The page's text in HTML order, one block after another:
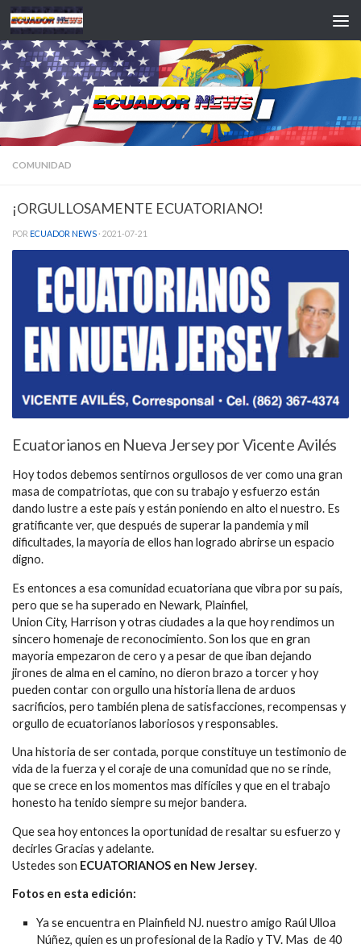
Saltar al contenido
COMUNIDAD
¡ORGULLOSAMENTE ECUATORIANO!
POR ECUADOR NEWS · 2021-07-21
Ecuatorianos en Nueva Jersey por Vicente Avilés
Hoy todos debemos sentirnos orgullosos de ver como una gran
masa de compatriotas, que con su trabajo y esfuerzo están
dando lustre a este país y están poniendo en alto el nuestro. Es
gratificante ver, que después de superar la pandemia y mil
dificultades, la mayoría de ellos han logrado abrirse un espacio
digno.
Es entonces a esa comunidad ecuatoriana que vibra por su país,
pero que se ha superado en Newark, Plainfiel,
Union City, Harrison y otras ciudades a la que hoy rendimos un
sincero homenaje de reconocimiento. Son los que en gran
mayoria empezaron de cero y a pesar de que iban dejando
jirones de alma en el camino, no dieron brazo a torcer y hoy
pueden contar con orgullo una historia llena de arduos
sacrificios, pero también plena de satisfacciones, recompensas y
orgullo de ecuatorianos laboriosos y responsables.
Una historia de ser contada, porque constituye un testimonio de
vida de la fuerza y el coraje de una comunidad que no se rinde,
que se crece en los momentos mas difíciles y que en el trabajo
honesto ha tenido siempre su mejor bandera.
Que sea hoy entonces la oportunidad de resaltar su esfuerzo y
decirles Gracias y adelante.
Ustedes son ECUATORIANOS en New Jersey.
Fotos en esta edición:
Ya se encuentra en Plainfield NJ. nuestro amigo Raúl Ulloa
Núñez, quien es un profesional de la Radio y TV. Mas de 40